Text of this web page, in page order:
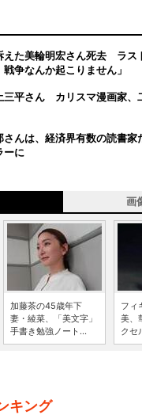
えた美輪明宏さん死去 ラス
争なんか起こりません」
三平さん カリスマ漫画家、
さんは、経済界有数の読書
ーに
画
加藤茶の45歳年下
妻・綾菜、「美文字」
手書き勉強ノート...
フィ
美、
クセ
キング